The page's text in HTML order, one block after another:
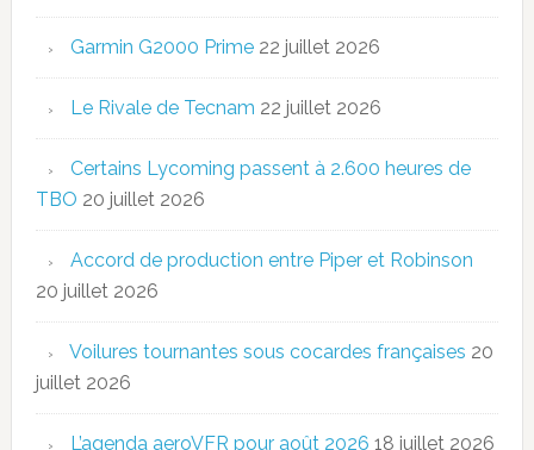
Garmin G2000 Prime 22 juillet 2026
Le Rivale de Tecnam 22 juillet 2026
Certains Lycoming passent à 2.600 heures de
TBO 20 juillet 2026
Accord de production entre Piper et Robinson
20 juillet 2026
Voilures tournantes sous cocardes françaises 20
juillet 2026
L’agenda aeroVFR pour août 2026 18 juillet 2026